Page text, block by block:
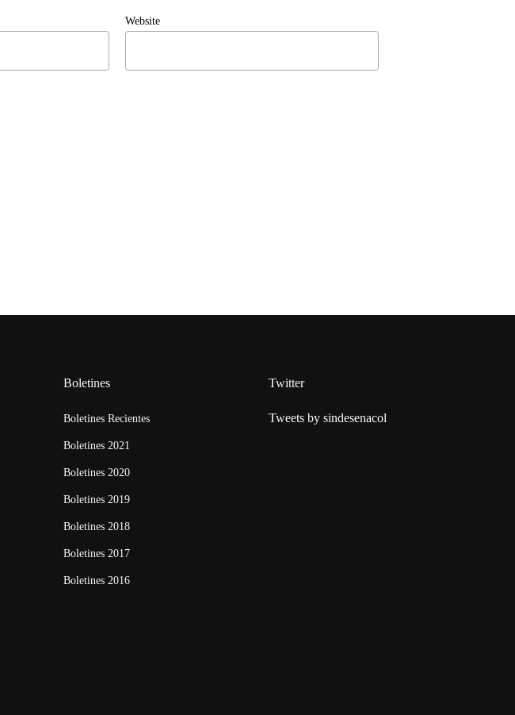
Website
Boletines
Boletines Recientes
Boletines 2021
Boletines 2020
Boletines 2019
Boletines 2018
Boletines 2017
Boletines 2016
Twitter
Tweets by sindesenacol